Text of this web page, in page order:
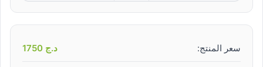
سعر المنتج: د.ج